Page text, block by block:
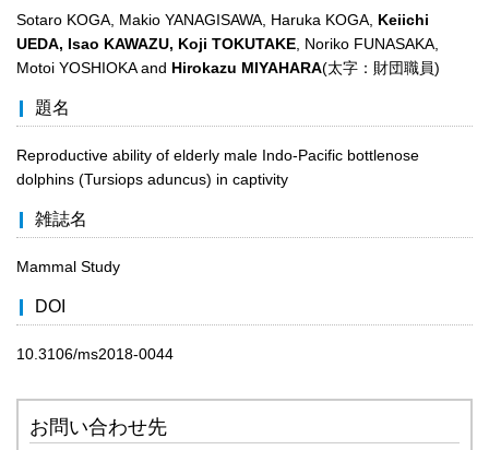
Sotaro KOGA, Makio YANAGISAWA, Haruka KOGA, Keiichi
UEDA, Isao KAWAZU, Koji TOKUTAKE , Noriko FUNASAKA,
Motoi YOSHIOKA and Hirokazu MIYAHARA(太字：財団職員)
題名
Reproductive ability of elderly male Indo-Pacific bottlenose
dolphins (Tursiops aduncus) in captivity
雑誌名
Mammal Study
DOI
10.3106/ms2018-0044
お問い合わせ先